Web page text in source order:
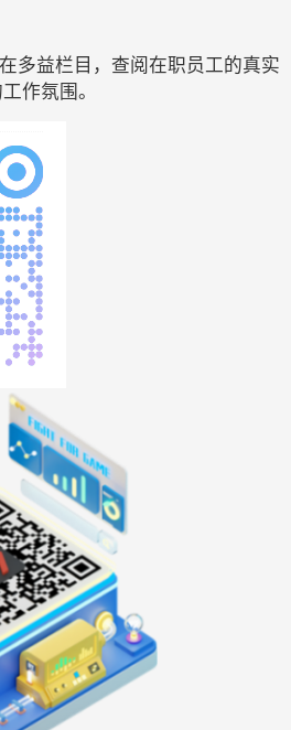
多益栏目，查阅在职员工的真实
作氛围。